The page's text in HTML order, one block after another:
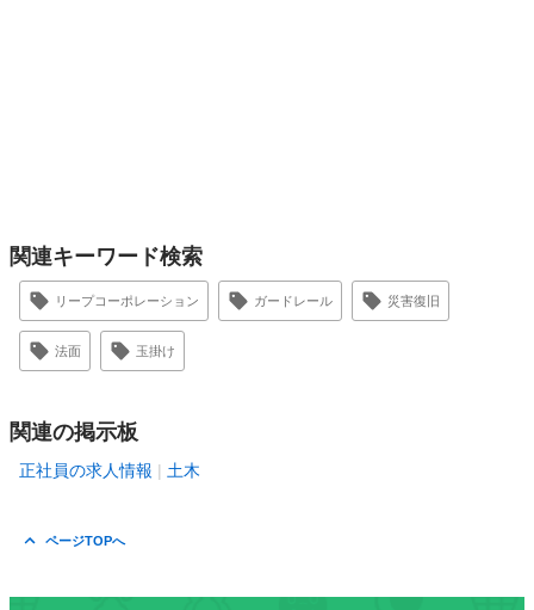
関連キーワード検索
リープコーポレーション ガードレール 災害復旧
法面 玉掛け
関連の掲示板
正社員の求人情報 土木
ページTOPへ